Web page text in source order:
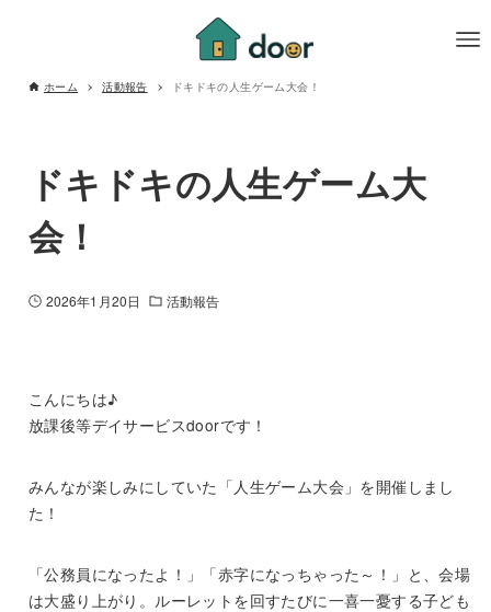
ホーム 活動報告 ドキドキの人生ゲーム大会！
ドキドキの人生ゲーム大
会！
2026年1月20日 活動報告
こんにちは♪
放課後等デイサービスdoorです！
みんなが楽しみにしていた「人生ゲーム大会」を開催しまし
た！
「公務員になったよ！」「赤字になっちゃった～！」と、会場
は大盛り上がり。ルーレットを回すたびに一喜一憂する子ども